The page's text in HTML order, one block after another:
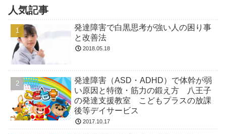
人気記事
発達障害で白黒思考が強い人の困り事
と改善法
2018.05.18
発達障害（ASD・ADHD）で体幹が弱
い原因と特徴・筋力の鍛え方 八王子
の発達支援教室 こどもプラスの放課
後等デイサービス
2017.10.17